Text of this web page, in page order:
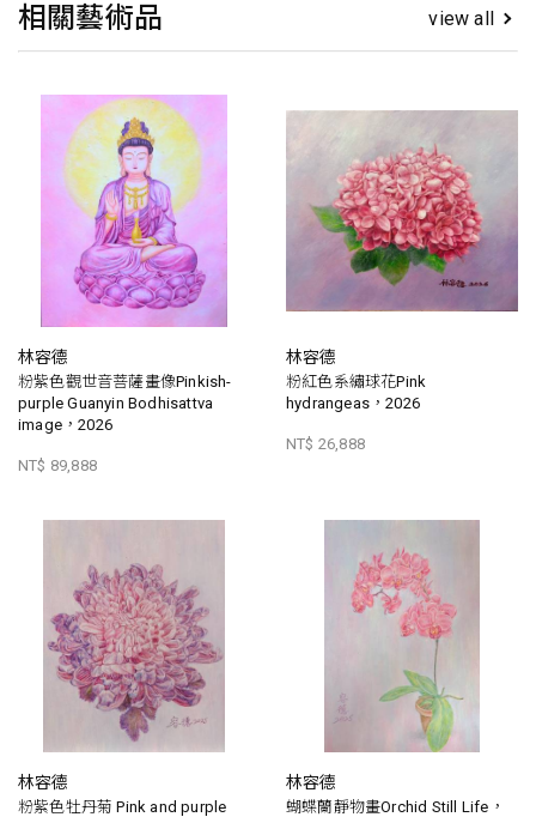
相關藝術品 view all
林容德
粉紫色觀世音菩薩畫像Pinkish-
purple Guanyin Bodhisattva
image，2026
NT$ 89,888
林容德
粉紅色系繡球花Pink
hydrangeas，2026
NT$ 26,888
林容德
粉紫色牡丹菊 Pink and purple
林容德
蝴蝶蘭靜物畫Orchid Still Life，